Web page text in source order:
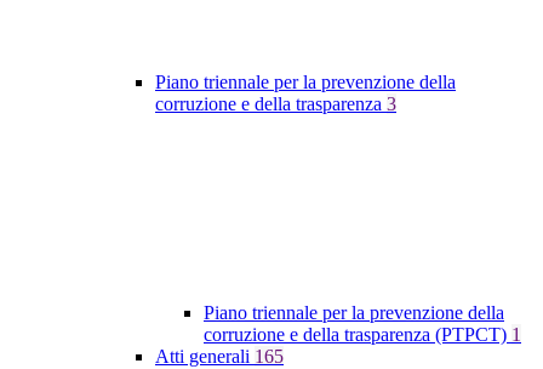
Piano triennale per la prevenzione della
corruzione e della trasparenza 3
Piano triennale per la prevenzione della
corruzione e della trasparenza (PTPCT) 1
Atti generali 165